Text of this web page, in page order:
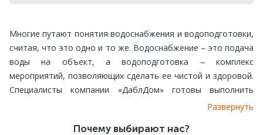
Многие путают понятия водоснабжения и водоподготовки,
считая, что это одно и то же. Водоснабжение – это подача
воды на объект, а водоподготовка – комплекс
мероприятий, позволяющих сделать ее чистой и здоровой.
Специалисты компании «ДаблДом» готовы выполнить
водоподготовку на Вашем объекте. Мы способны любую
просто пригодную к употреблению и применению.
Развернуть
Почему выбирают нас?